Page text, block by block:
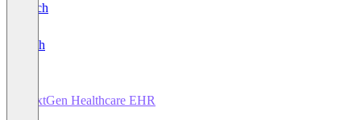
Deutsch
English
NextGen Healthcare EHR